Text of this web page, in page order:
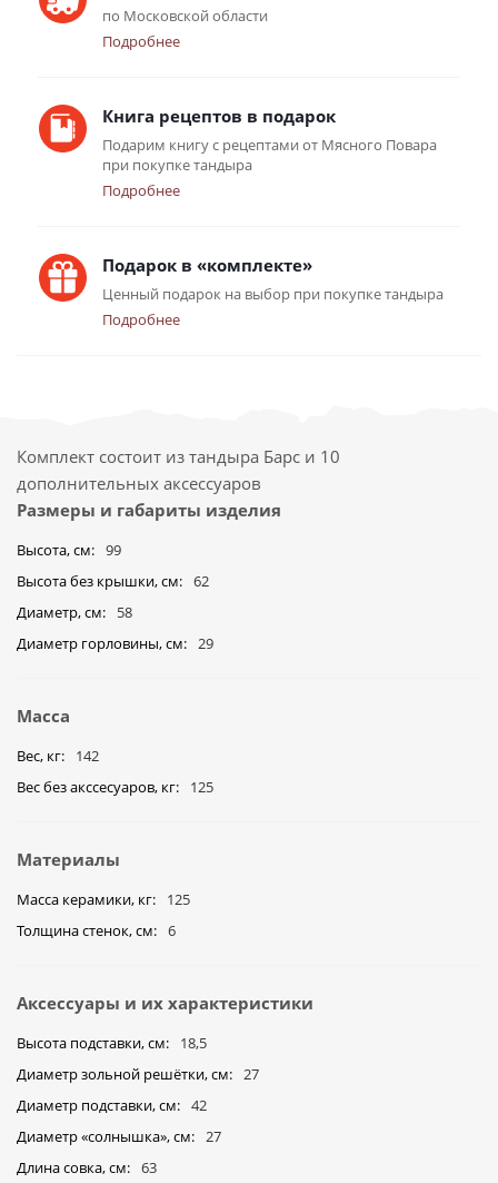
по Московской области
Подробнее
Книга рецептов в подарок
Подарим книгу с рецептами от Мясного Повара
при покупке тандыра
Подробнее
Подарок в «комплекте»
Ценный подарок на выбор при покупке тандыра
Подробнее
Комплект состоит из тандыра Барс и 10
дополнительных аксессуаров
Размеры и габариты изделия
Высота, см
99
Высота без крышки, см
62
Диаметр, см
58
Диаметр горловины, см
29
Масса
Вес, кг
142
Вес без акссесуаров, кг
125
Материалы
Масса керамики, кг
125
Толщина стенок, см
6
Аксессуары и их характеристики
Высота подставки, см
18,5
Диаметр зольной решётки, см
27
Диаметр подставки, см
42
Диаметр «солнышка», cм
27
Длина совка, см
63